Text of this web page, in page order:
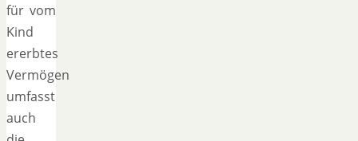
für vom
Kind
ererbtes
Vermögen
umfasst
auch